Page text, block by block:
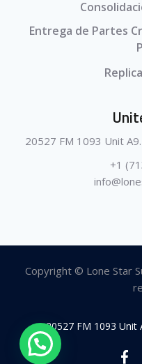
Entrega de Partes
20527 FM 1093 Unit
+1
Copyright © Lone Star
20527 FM 1093 Unit